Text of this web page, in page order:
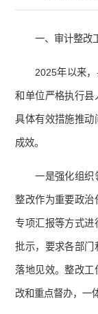
一、审计整改
2025年以来
和单位严格执行县
具体有效措施推动
成效。
一是强化组织
整改作为重要政
专项汇报等方式进
批示，要求各部门
落地见效。整改工
改和重点督办，一